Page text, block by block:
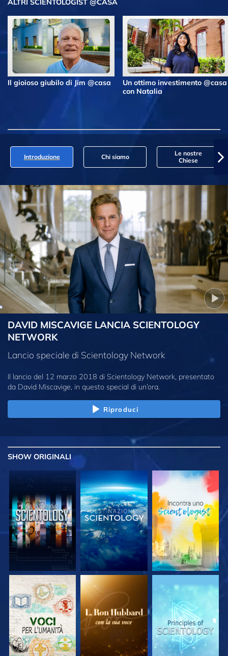
ALTRI SCIENTOLOGIST @CASA
Il gioioso giubilo di Jim @casa
Un ottimo investimento @casa
con Natalia
Introduzione Chi siamo
Le nostre
Chiese
DAVID MISCAVIGE LANCIA SCIENTOLOGY
NETWORK
Lancio speciale di Scientology Network
Il lancio del 12 marzo 2018 di Scientology Network, presentato
da David Miscavige, in questo special di un’ora.
Riproduci
SHOW ORIGINALI
ESPLORA LE
SERIE
ESPLORA LE
SERIE
ESPLORA LE
SERIE